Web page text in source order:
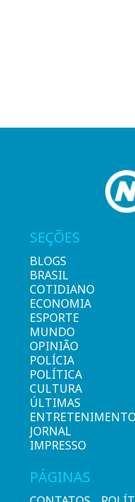
SEÇÕES
BLOGS
BRASIL
COTIDIANO
ECONOMIA
ESPORTE
MUNDO
OPINIÃO
POLÍCIA
POLÍTICA
CULTURA
ÚLTIMAS
ENTRETENIMENTO
JORNAL
IMPRESSO
PÁGINAS